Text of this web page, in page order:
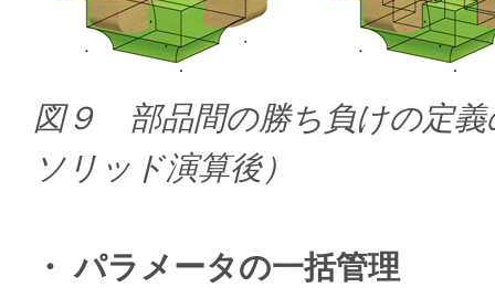
図９ 部品間の勝ち負けの定義
ソリッド演算後）
・ パラメータの一括管理